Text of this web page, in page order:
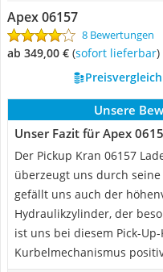
Apex 06157
8 Bewertungen
ab 349,00 € ( Sofort lieferbar)
Unsere
Unser Fazit für Apex
Der Pickup Kran 06157
überzeugt uns durch
gefällt uns auch der
Hydraulikzylinder, der
ist uns bei diesem Pick-
Kurbelmechanismus